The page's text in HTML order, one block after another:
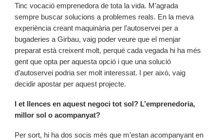
Tinc vocació emprenedora de tota la vida. M’agrada
sempre buscar solucions a problemes reals. En la meva
experiència creant maquinària per l’autoservei per a
bugaderies a Girbau, vaig poder veure que el menjar
preparat està creixent molt, perquè cada vegada hi ha més
gent que opta per aquesta opció i que una solució
d’autoservei podria ser molt interessat. I per això, vaig
decidir apostar per aquest projecte.
I et llences en aquest negoci tot sol? L’emprenedoria,
millor sol o acompanyat?
Per sort, hi ha dos socis més que m’estan acompanyant en